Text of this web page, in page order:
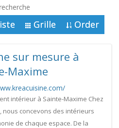
Grille Order
sur mesure à
Maxime
intérieur à Sainte-Maxime Chez
nous concevons des intérieurs
de chaque espace. De la